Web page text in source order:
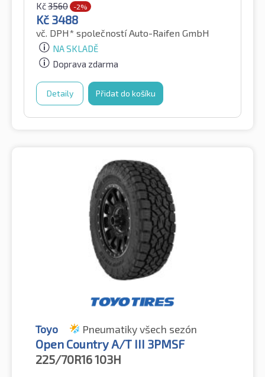
Kč3560 -2%
Kč 3488
vč. DPH* společností Auto-Raifen GmbH
NA SKLADĚ
Doprava zdarma
Detaily Přidat do košíku
Toyo Pneumatiky všech sezón
Open Country A/T III 3PMSF
225/70R16103H